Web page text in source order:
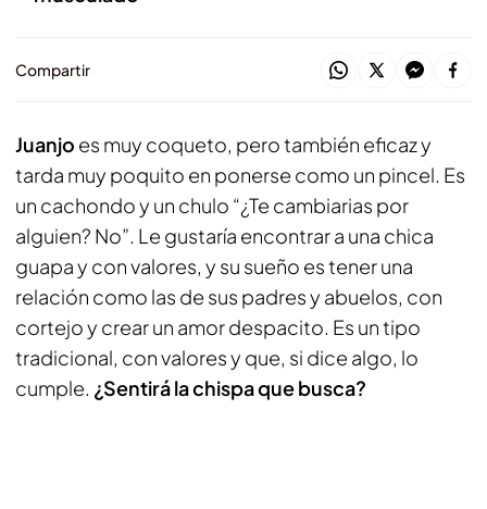
Compartir
Juanjo es muy coqueto, pero también eficaz y
tarda muy poquito en ponerse como un pincel. Es
un cachondo y un chulo “¿Te cambiarias por
alguien? No”. Le gustaría encontrar a una chica
guapa y con valores, y su sueño es tener una
relación como las de sus padres y abuelos, con
cortejo y crear un amor despacito. Es un tipo
tradicional, con valores y que, si dice algo, lo
cumple. ¿Sentirá la chispa que busca?